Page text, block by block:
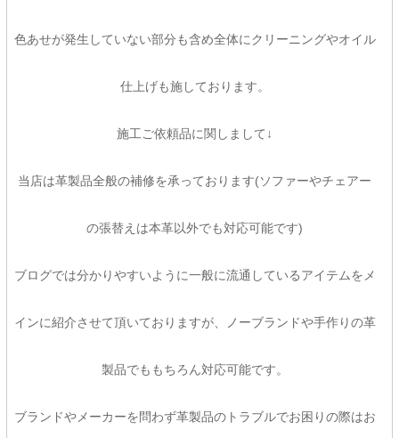
色あせが発生していない部分も含め全体にクリーニングやオイル
仕上げも施しております。
施工ご依頼品に関しまして↓
当店は革製品全般の補修を承っております(ソファーやチェアー
の張替えは本革以外でも対応可能です)
ブログでは分かりやすいように一般に流通しているアイテムをメ
インに紹介させて頂いておりますが、ノーブランドや手作りの革
製品でももちろん対応可能です。
ブランドやメーカーを問わず革製品のトラブルでお困りの際はお